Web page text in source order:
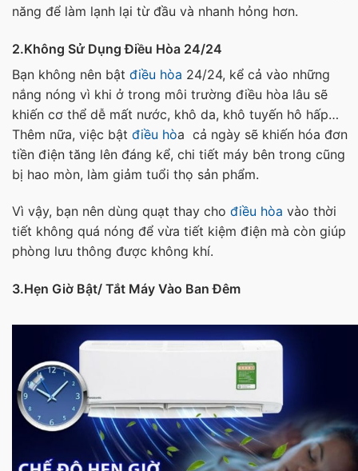
năng để làm lạnh lại từ đầu và nhanh hỏng hơn.
2.Không Sử Dụng Điều Hòa 24/24
Bạn không nên bật điều hòa 24/24, kể cả vào những
nắng nóng vì khi ở trong môi trường điều hòa lâu sẽ
khiến cơ thể dễ mất nước, khô da, khô tuyến hô hấp…
Thêm nữa, việc bật điều hòa cả ngày sẽ khiến hóa đơn
tiền điện tăng lên đáng kể, chi tiết máy bên trong cũng
bị hao mòn, làm giảm tuổi thọ sản phẩm.
Vì vậy, bạn nên dùng quạt thay cho điều hòa vào thời
tiết không quá nóng để vừa tiết kiệm điện mà còn giúp
phòng lưu thông được không khí.
3.Hẹn Giờ Bật/ Tắt Máy Vào Ban Đêm